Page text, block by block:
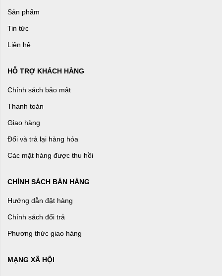
Sản phẩm
Tin tức
Liên hệ
HỖ TRỢ KHÁCH HÀNG
Chính sách bảo mật
Thanh toán
Giao hàng
Đổi và trả lại hàng hóa
Các mặt hàng được thu hồi
CHÍNH SÁCH BÁN HÀNG
Hướng dẫn đặt hàng
Chính sách đổi trả
Phương thức giao hàng
MẠNG XÃ HỘI